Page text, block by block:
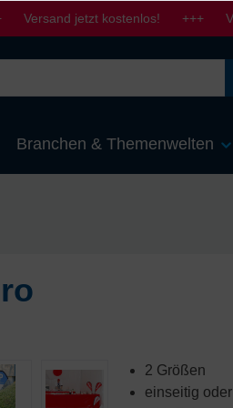
jetzt kostenlos! +++
Branchen & Themenwelten
2 Größen
einseitig